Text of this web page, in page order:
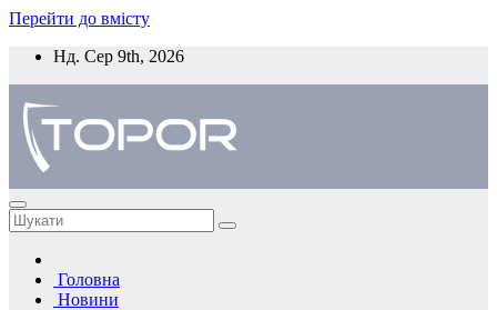
Перейти до вмісту
Нд. Сер 9th, 2026
Головна
Новини